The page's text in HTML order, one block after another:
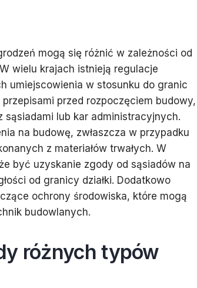
mogą się różnić w zależności od
wielu krajach istnieją regulacje
umiejscowienia w stosunku do granic
przed rozpoczęciem budowy,
lub kar administracyjnych.
na budowę, zwłaszcza w przypadku
z materiałów trwałych. W
być uzyskanie zgody od sąsiadów na
od granicy działki. Dodatkowo
ochrony środowiska, które mogą
budowlanych.
różnych typów